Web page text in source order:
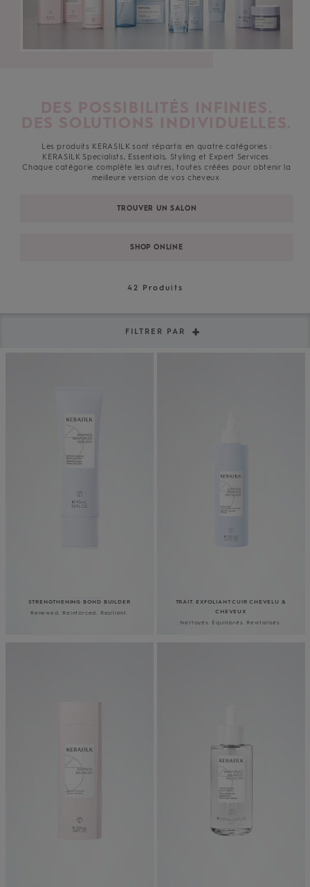
DES POSSIBILITÉS INFINIES.
DES SOLUTIONS INDIVIDUELLES.
Les produits KERASILK sont répartis en quatre catégories :
KERASILK Specialists, Essentials, Styling et Expert Services.
Chaque catégorie complète les autres, toutes créées pour obtenir la
meilleure version de vos cheveux.
TROUVER UN SALON
SHOP ONLINE
FILTRER PAR
42 Produits
STRENGTHENING BOND BUILDER
Renewed. Reinforced. Resilient.
TRAIT. EXFOLIANT CUIR CHEVELU &
CHEVEUX
Nettoyés. Équilibrés. Revitalisés.